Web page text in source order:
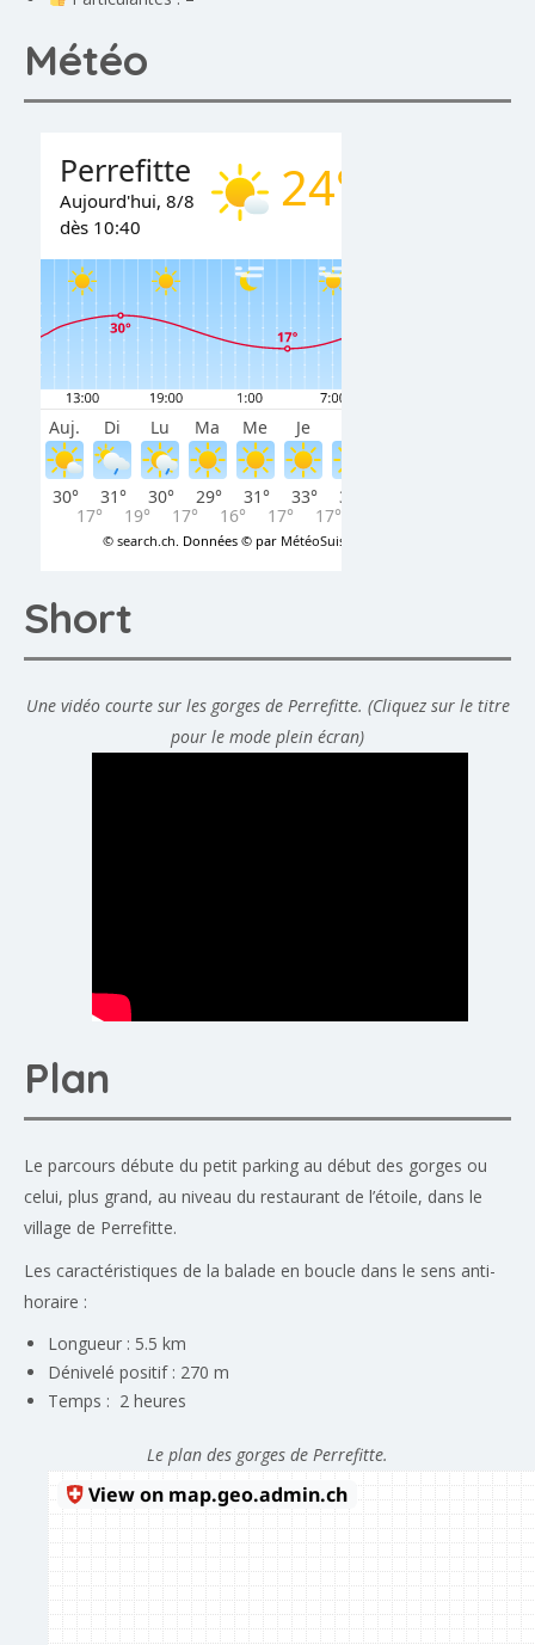
Météo
Short
Une vidéo courte sur les gorges de Perrefitte. (Cliquez sur le titre
pour le mode plein écran)
Plan
Le parcours débute du petit parking au début des gorges ou
celui, plus grand, au niveau du restaurant de l’étoile, dans le
village de Perrefitte.
Les caractéristiques de la balade en boucle dans le sens anti-
horaire :
Longueur : 5.5 km
Dénivelé positif : 270 m
Temps : 2 heures
Le plan des gorges de Perrefitte.